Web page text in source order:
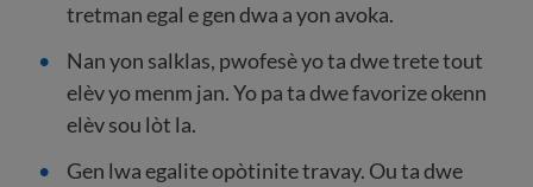
tretman egal e gen dwa a yon avoka.
Nan yon salklas, pwofesè yo ta dwe trete tout
elèv yo menm jan. Yo pa ta dwe favorize okenn
elèv sou lòt la.
Gen lwa egalite opòtinite travay. Ou ta dwe